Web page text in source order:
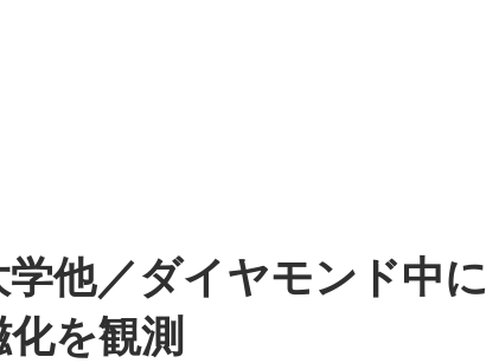
学他／ダイヤモンド中に
化を観測